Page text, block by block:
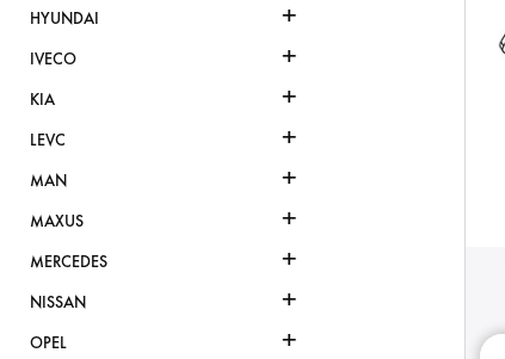
HYUNDAI +
IVECO +
KIA +
LEVC +
MAN +
MAXUS +
MERCEDES +
NISSAN +
OPEL +